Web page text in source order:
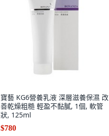
寶藝 KG6營養乳液 深層滋養保濕 改
善乾燥粗糙 輕盈不黏膩, 1個, 軟管
狀, 125ml
$780